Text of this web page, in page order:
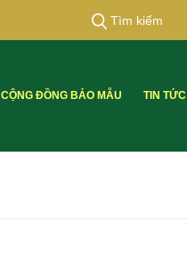
Tìm kiếm
CỘNG ĐỒNG BẢO MẪU TIN TỨC